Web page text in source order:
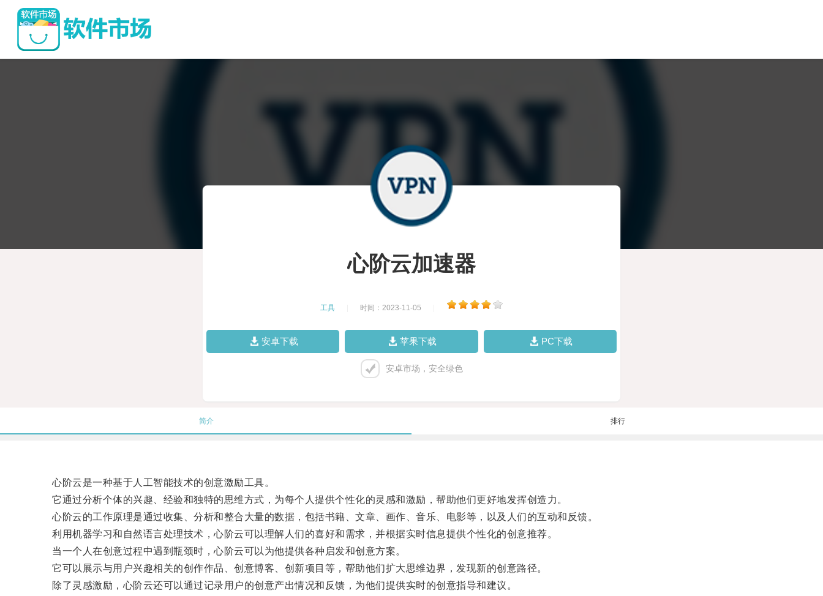
心阶云加速器
工具 时间：2023-11-05
安卓下载 苹果下载 PC下载
安卓市场，安全绿色
简介 排行
心阶云是一种基于人工智能技术的创意激励工具。
它通过分析个体的兴趣、经验和独特的思维方式，为每个人提供个性化的灵感和激励，帮助他们更好地发挥创造力。
心阶云的工作原理是通过收集、分析和整合大量的数据，包括书籍、文章、画作、音乐、电影等，以及人们的互动和反馈。
利用机器学习和自然语言处理技术，心阶云可以理解人们的喜好和需求，并根据实时信息提供个性化的创意推荐。
当一个人在创意过程中遇到瓶颈时，心阶云可以为他提供各种启发和创意方案。
它可以展示与用户兴趣相关的创作作品、创意博客、创新项目等，帮助他们扩大思维边界，发现新的创意路径。
除了灵感激励，心阶云还可以通过记录用户的创意产出情况和反馈，为他们提供实时的创意指导和建议。